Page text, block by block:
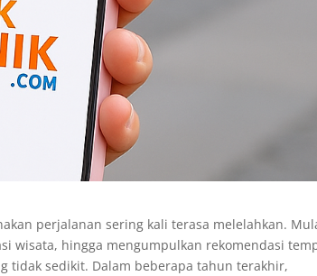
perjalanan sering kali terasa melelahkan.
wisata, hingga mengumpulkan rekomendasi
tidak sedikit. Dalam beberapa tahun terakhir,